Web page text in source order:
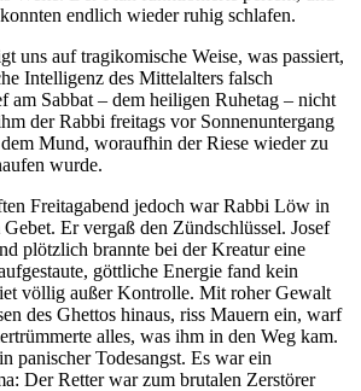
endlich wieder ruhig schlafen.
uns auf tragikomische Weise, was passiert,
Intelligenz des Mittelalters falsch
am Sabbat – dem heiligen Ruhetag – nicht
der Rabbi freitags vor Sonnenuntergang
dem Mund, woraufhin der Riese wieder zu
wurde.
Freitagabend jedoch war Rabbi Löw in
Er vergaß den Zündschlüssel. Josef
plötzlich brannte bei der Kreatur eine
göttliche Energie fand kein
völlig außer Kontrolle. Mit roher Gewalt
des Ghettos hinaus, riss Mauern ein, warf
alles, was ihm in den Weg kam.
panischer Todesangst. Es war ein
Der Retter war zum brutalen Zerstörer